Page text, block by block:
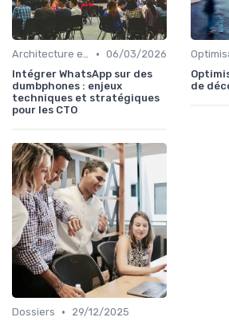
Architecture et infrastructure • 06/03/2026
Intégrer WhatsApp sur des
dumbphones : enjeux
techniques et stratégiques
pour les CTO
de
Dossiers •
29/12/2025